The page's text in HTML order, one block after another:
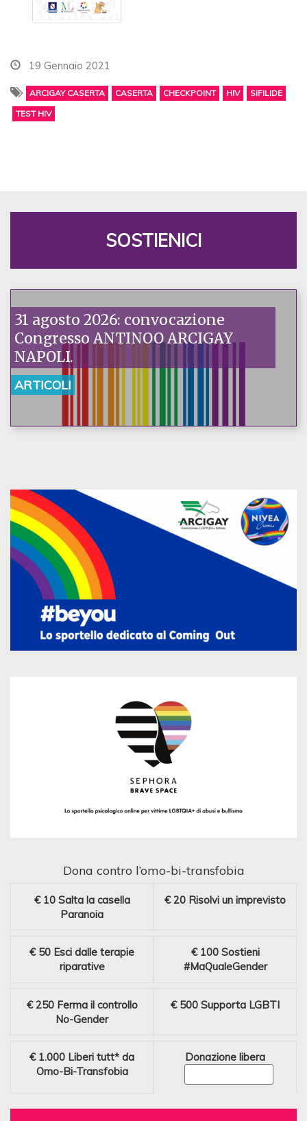
19 Gennaio 2021
ARCIGAY CASERTA CASERTA CHECKPOINT HIV
SIFILIDE
TEST HIV
SOSTIENICI
31 agosto 2026: convocazione
Congresso ANTINOO ARCIGAY
NAPOLI.
ARTICOLI
Dona contro l’omo-bi-transfobia
€ 10 Salta la casella
Paranoia
€ 20 Risolvi un imprevisto
€ 50 Esci dalle terapie
riparative
€ 100 Sostieni
#MaQualeGender
€ 250 Ferma il controllo
No-Gender
€ 500 Supporta LGBTI
€ 1.000 Liberi tutt* da
Omo-Bi-Transfobia
Donazione libera